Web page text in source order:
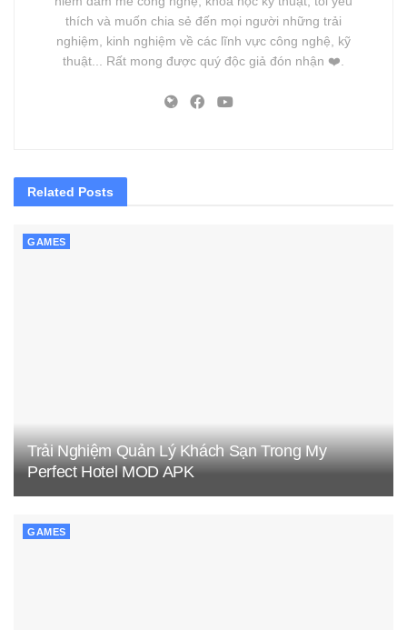
thích và muốn chia sẻ đến mọi người những trải
nghiệm, kinh nghiệm về các lĩnh vực công nghệ, kỹ
thuật... Rất mong được quý độc giả đón nhận ❤️.
Related Posts
GAMES
Trải Nghiệm Quản Lý Khách Sạn Trong My
Perfect Hotel MOD APK
GAMES